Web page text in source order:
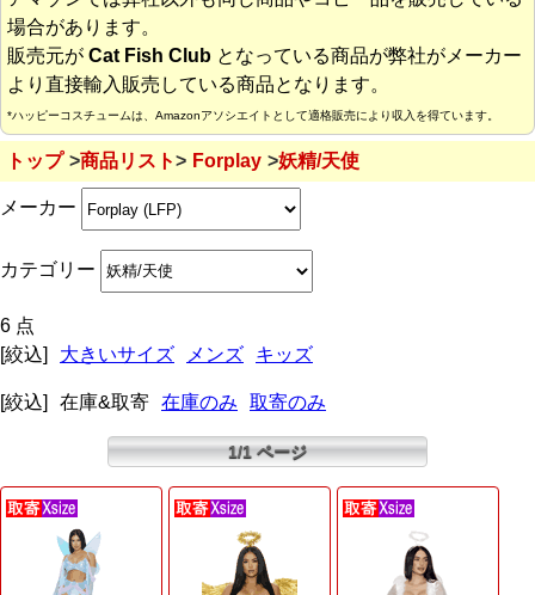
場合があります。
販売元が Cat Fish Club となっている商品が弊社がメーカー
より直接輸入販売している商品となります。
*ハッピーコスチュームは、Amazonアソシエイトとして適格販売により収入を得ています。
トップ 商品リスト Forplay 妖精/天使
メーカー
カテゴリー
6 点
[絞込]
大きいサイズ メンズ キッズ
[絞込] 在庫&取寄 在庫のみ 取寄のみ
1/1 ページ